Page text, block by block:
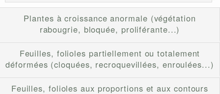
Plantes à croissance anormale (végétation
rabougrie, bloquée, proliférante...)
Feuilles, folioles partiellement ou totalement
déformées (cloquées, recroquevillées, enroulées...)
Feuilles, folioles aux proportions et aux contours